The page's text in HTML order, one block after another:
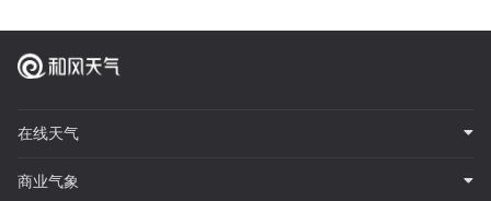
在线天气
商业气象